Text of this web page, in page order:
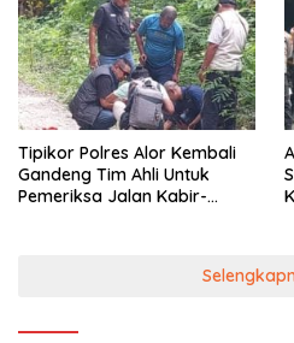
Tipikor Polres Alor Kembali
Gandeng Tim Ahli Untuk
Pemeriksa Jalan Kabir-